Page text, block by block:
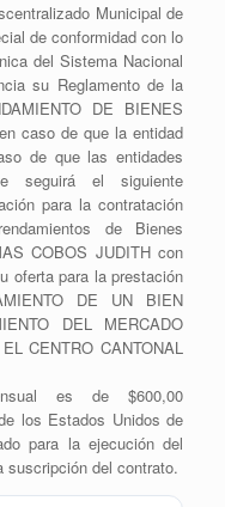
Municipal de
de conformidad con lo
del Sistema Nacional
su Reglamento de la
DE BIENES
caso de que la entidad
de que las entidades
seguirá el siguiente
para la contratación
de Bienes
COBOS JUDITH con
oferta para la prestación
DE UN BIEN
DEL MERCADO
CENTRO CANTONAL
es de $600,00
los Estados Unidos de
para la ejecución del
suscripción del contrato.